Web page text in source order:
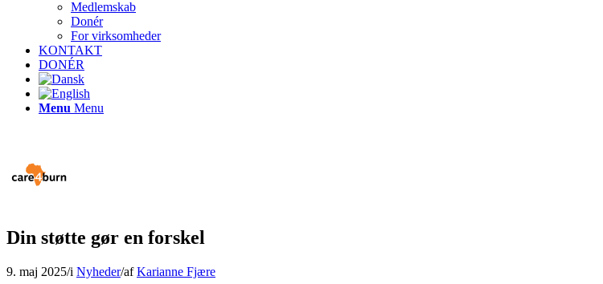
Medlemskab
Donér
For virksomheder
KONTAKT
DONÉR
Menu Menu
Din støtte gør en forskel
9. maj 2025/i Nyheder/afKarianne Fjære